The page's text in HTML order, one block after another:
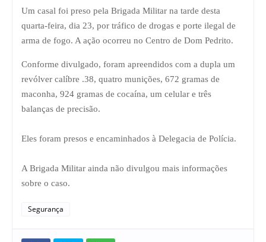
Um casal foi preso pela Brigada Militar na tarde desta
quarta-feira, dia 23, por tráfico de drogas e porte ilegal de
arma de fogo. A ação ocorreu no Centro de Dom Pedrito.
Conforme divulgado, foram apreendidos com a dupla um
revólver calíbre .38, quatro munições, 672 gramas de
maconha, 924 gramas de cocaína, um celular e três
balanças de precisão.
Eles foram presos e encaminhados à Delegacia de Polícia.
A Brigada Militar ainda não divulgou mais informações
sobre o caso.
Segurança